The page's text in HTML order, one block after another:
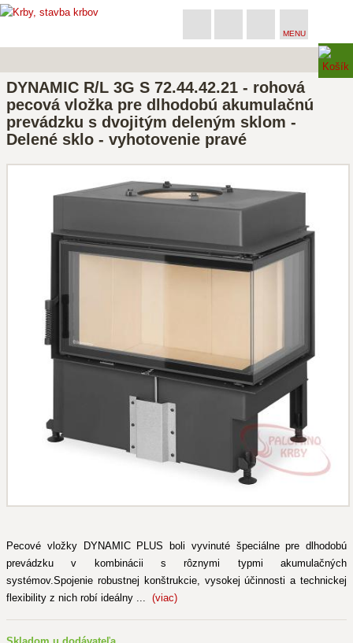
MENU
DYNAMIC R/L 3G S 72.44.42.21 - rohová
pecová vložka pre dlhodobú akumulačnú
prevádzku s dvojitým deleným sklom -
Delené sklo - vyhotovenie pravé
Pecové vložky DYNAMIC PLUS boli vyvinuté špeciálne pre dlhodobú
prevádzku v kombinácii s rôznymi typmi akumulačných
systémov.Spojenie robustnej konštrukcie, vysokej účinnosti a technickej
flexibility z nich robí ideálny ... (viac)